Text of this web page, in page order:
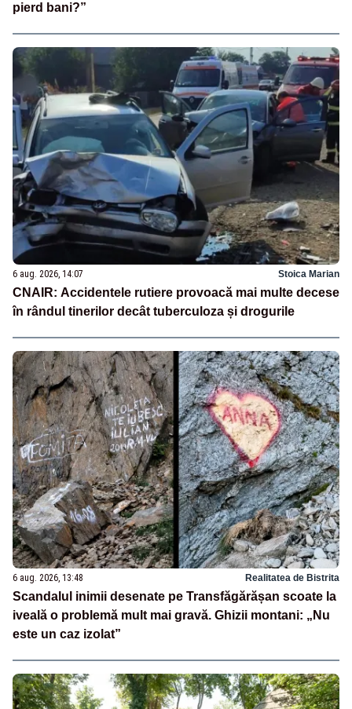
pierd bani?”
6 aug. 2026, 14:07 Stoica Marian
CNAIR: Accidentele rutiere provoacă mai multe decese
în rândul tinerilor decât tuberculoza și drogurile
6 aug. 2026, 13:48 Realitatea de Bistrita
Scandalul inimii desenate pe Transfăgărășan scoate la
iveală o problemă mult mai gravă. Ghizii montani: „Nu
este un caz izolat”